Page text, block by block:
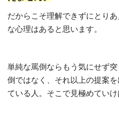
だからこそ理解できずにとり
な心理はあると思います。
単純な罵倒ならもう気にせず
倒ではなく、それ以上の提案
ている人。そこで見極めていけ